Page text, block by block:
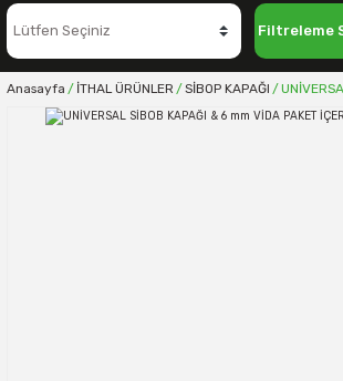
Filtreleme
Anasayfa İTHAL ÜRÜNLER SİBOP KAPAĞI